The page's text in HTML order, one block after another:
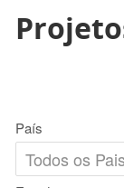
País